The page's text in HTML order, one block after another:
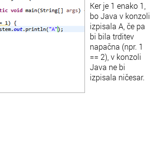
Ker je 1 enako 1,
bo Java v konzoli
izpisala A, če pa
bi bila trditev
napačna (npr. 1
== 2), v konzoli
Java ne bi
izpisala ničesar.